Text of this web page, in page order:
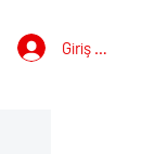
Giriş Yap